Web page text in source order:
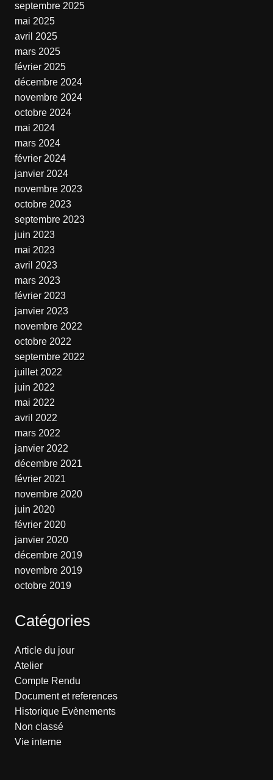
septembre 2025
mai 2025
avril 2025
mars 2025
février 2025
décembre 2024
novembre 2024
octobre 2024
mai 2024
mars 2024
février 2024
janvier 2024
novembre 2023
octobre 2023
septembre 2023
juin 2023
mai 2023
avril 2023
mars 2023
février 2023
janvier 2023
novembre 2022
octobre 2022
septembre 2022
juillet 2022
juin 2022
mai 2022
avril 2022
mars 2022
janvier 2022
décembre 2021
février 2021
novembre 2020
juin 2020
février 2020
janvier 2020
décembre 2019
novembre 2019
octobre 2019
Catégories
Article du jour
Atelier
Compte Rendu
Document et references
Historique Evènements
Non classé
Vie interne